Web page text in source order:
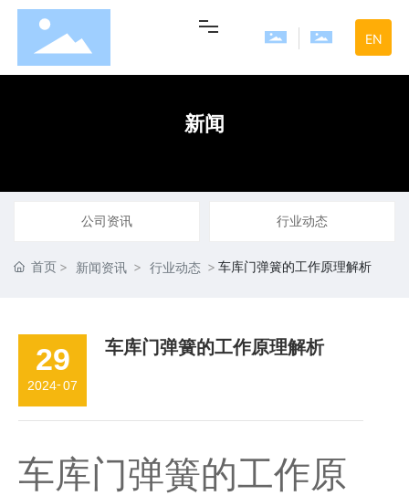
新闻中心
EN
新闻
公司资讯 行业动态
首页 新闻资讯 行业动态 车库门弹簧的工作原理解析
29
2024-07
车库门弹簧的工作原理解析
车库门弹簧的工作原